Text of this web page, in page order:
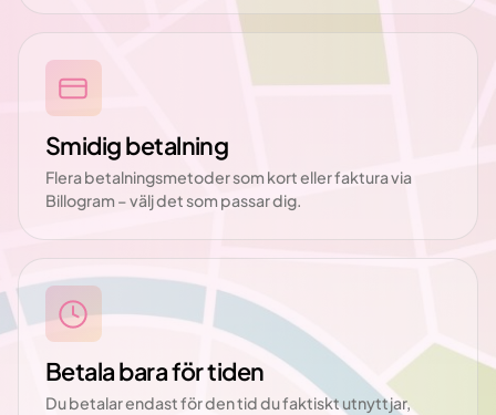
Smidig betalning
Flera betalningsmetoder som kort eller faktura via
Billogram – välj det som passar dig.
Betala bara för tiden
Du betalar endast för den tid du faktiskt utnyttjar,